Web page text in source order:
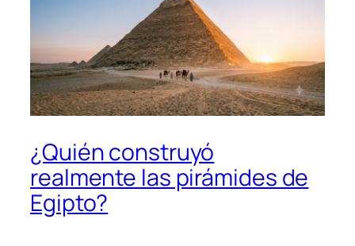
¿Quién construyó
realmente las pirámides de
Egipto?